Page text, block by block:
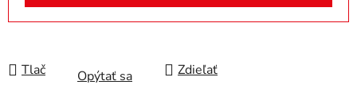
Tlač Opýtať sa Zdieľať